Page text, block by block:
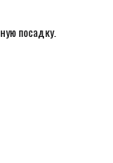
посадку.